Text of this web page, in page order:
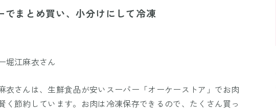
でまとめ買い、小分けにして冷凍
堀江麻衣さん
衣さんは、生鮮食品が安いスーパー「オーケーストア」でお肉
く節約しています。お肉は冷凍保存できるので、たくさん買っ